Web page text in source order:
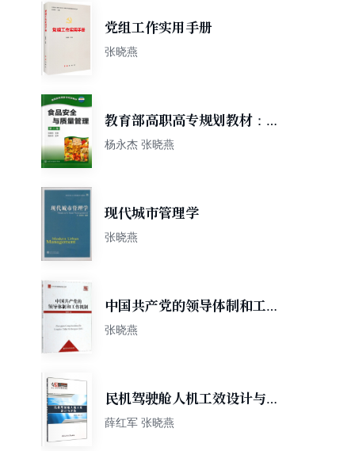
党组工作实用手册
张晓燕
教育部高职高专规划教材：食
品安全与质量管理（第2版）
杨永杰 张晓燕
现代城市管理学
张晓燕
中国共产党的领导体制和工作
机制/中共中央党校科研精品文
张晓燕
民机驾驶舱人机工效设计与评
估
薛红军 张晓燕